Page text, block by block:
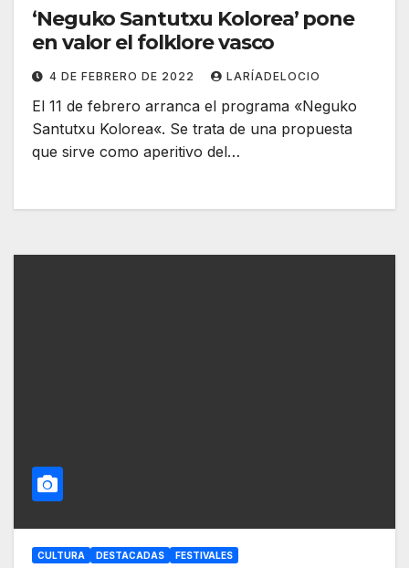
‘Neguko Santutxu Kolorea’ pone
en valor el folklore vasco
4 DE FEBRERO DE 2022 LARÍADELOCIO
El 11 de febrero arranca el programa «Neguko
Santutxu Kolorea«. Se trata de una propuesta
que sirve como aperitivo del…
CULTURA DESTACADAS FESTIVALES